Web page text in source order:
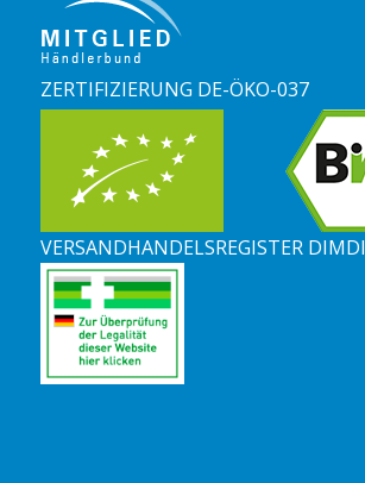
ZERTIFIZIERUNG DE-ÖKO-037
VERSANDHANDELSREGISTER DIMDI